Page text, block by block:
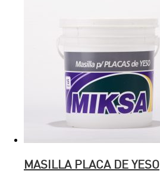
MASILLA PLACA DE YESO